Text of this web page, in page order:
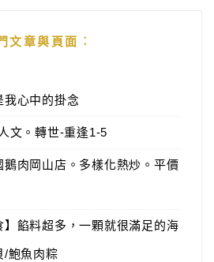
文章與頁面︰
我心中的掛念
文。轉世-重逢1-5
鵝肉岡山店。多樣化熱炒。平價
】餡料超多，一顆就很滿足的海
/鮑魚肉粽